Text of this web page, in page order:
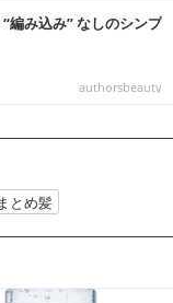
編み込み” なしのシンプ
authorsbeauty
とめ髪